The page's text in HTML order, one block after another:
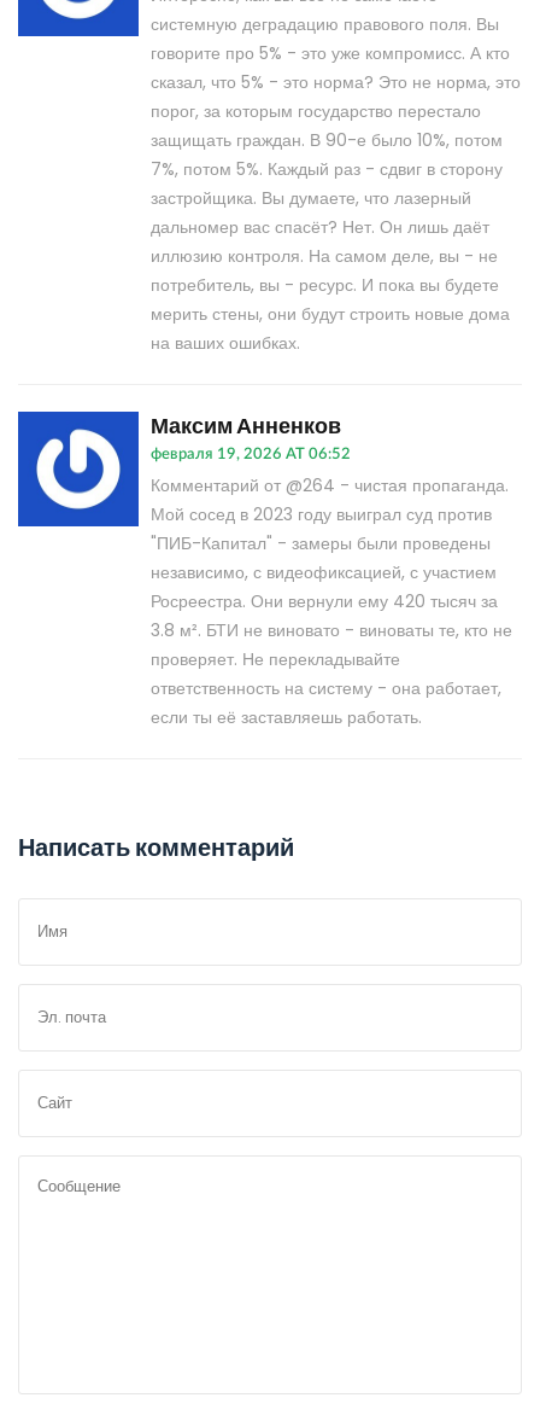
системную деградацию правового поля. Вы
говорите про 5% - это уже компромисс. А кто
сказал, что 5% - это норма? Это не норма, это
порог, за которым государство перестало
защищать граждан. В 90-е было 10%, потом
7%, потом 5%. Каждый раз - сдвиг в сторону
застройщика. Вы думаете, что лазерный
дальномер вас спасёт? Нет. Он лишь даёт
иллюзию контроля. На самом деле, вы - не
потребитель, вы - ресурс. И пока вы будете
мерить стены, они будут строить новые дома
на ваших ошибках.
Максим Анненков
февраля 19, 2026 AT 06:52
Комментарий от @264 - чистая пропаганда.
Мой сосед в 2023 году выиграл суд против
"ПИБ-Капитал" - замеры были проведены
независимо, с видеофиксацией, с участием
Росреестра. Они вернули ему 420 тысяч за
3.8 м². БТИ не виновато - виноваты те, кто не
проверяет. Не перекладывайте
ответственность на систему - она работает,
если ты её заставляешь работать.
Написать комментарий